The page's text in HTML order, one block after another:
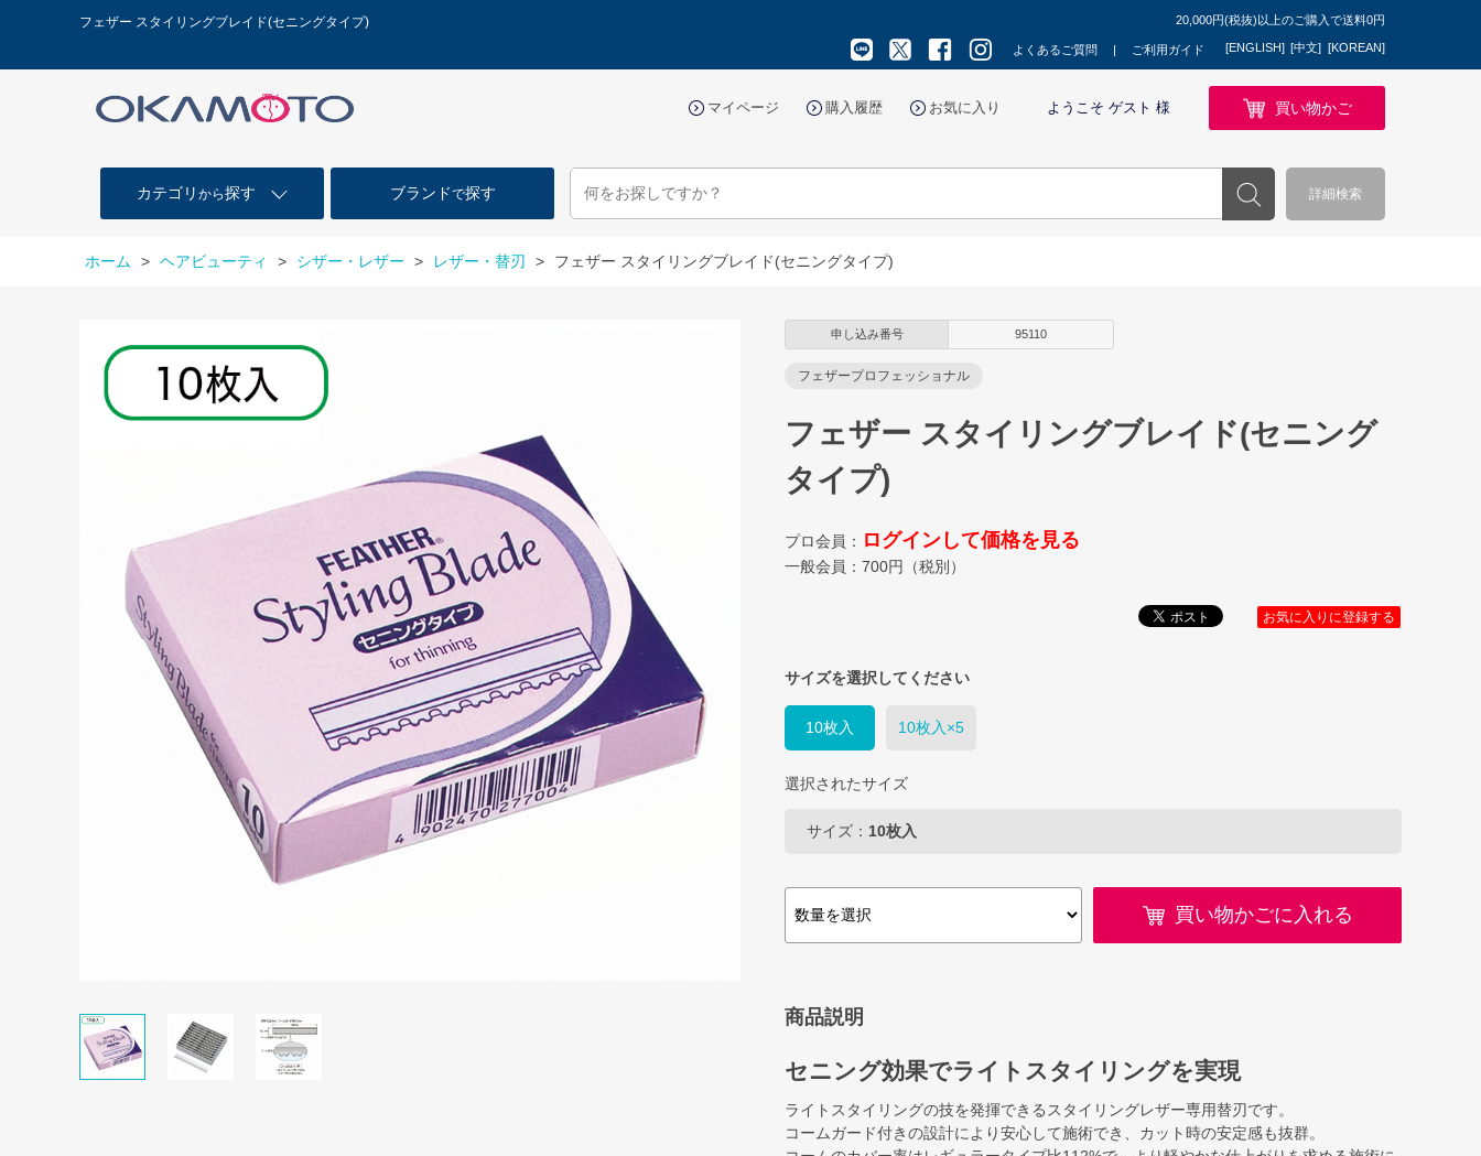
フェザー スタイリングブレイド(セニングタイプ) 20,000円(税抜)以上のご購入で送料0円
よくあるご質問 ご利用ガイド [ENGLISH] [中文] [KOREAN]
マイページ 購入履歴 お気に入り ようこそ ゲスト 様 買い物かご
カテゴリ から探す ブランドで探す 詳細検索
ホーム > ヘアビューティ > シザー・レザー > レザー・替刃 > フェザー スタイリングブレイド(セニングタイプ)
申し込み番号 95110
フェザープロフェッショナル
フェザー スタイリングブレイド(セニング
タイプ)
プロ会員： ログインして価格を見る
一般会員： 700円（税別）
お気に入りに登録する
サイズを選択してください
10枚入 10枚入×5
選択されたサイズ
サイズ： 10枚入
買い物かごに入れる
商品説明
セニング効果でライトスタイリングを実現
ライトスタイリングの技を発揮できるスタイリングレザー専用替刃です。
コームガード付きの設計により安心して施術でき、カット時の安定感も抜群。